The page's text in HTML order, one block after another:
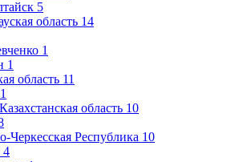
5
область 14
1
1
область 11
область 10
Черкесская Республика 10
4